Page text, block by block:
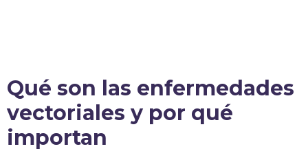
Qué son las enfermedades
vectoriales y por qué
importan